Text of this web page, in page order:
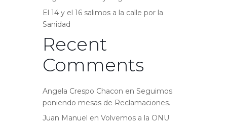
El 14 y el 16 salimos a la calle por la
Sanidad
Recent
Comments
Angela Crespo Chacon en Seguimos
poniendo mesas de Reclamaciones.
Juan Manuel en Volvemos a la ONU